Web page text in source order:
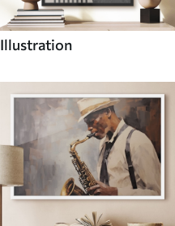
Illustration